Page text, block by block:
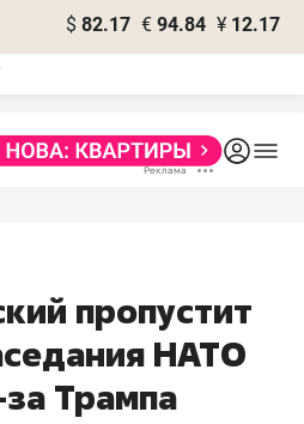
$ 82.17 € 94.84 ¥ 12.17
пропустит
НАТО
Трампа